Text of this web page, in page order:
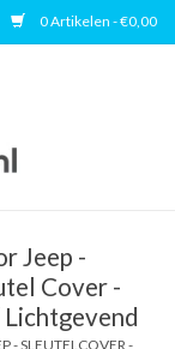
0 Artikelen - €0,00
Jeep -
Cover -
- SLEUTELCOVER -